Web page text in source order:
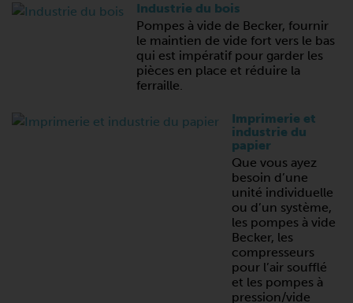
Industrie du bois
Pompes à vide de Becker, fournir
le maintien de vide fort vers le bas
qui est impératif pour garder les
pièces en place et réduire la
ferraille.
Imprimerie et
industrie du
papier
Que vous ayez
besoin d’une
unité individuelle
ou d’un système,
les pompes à vide
Becker, les
compresseurs
pour l’air soufflé
et les pompes à
pression/vide